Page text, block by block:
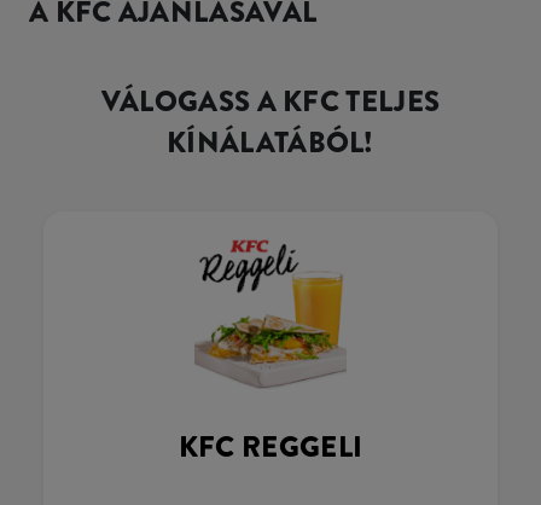
A KFC AJÁNLÁSÁVAL
VÁLOGASS A KFC TELJES
KÍNÁLATÁBÓL!
KFC REGGELI